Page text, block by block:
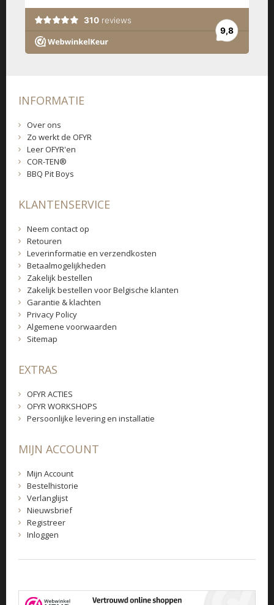
INFORMATIE
Over ons
Zo werkt de OFYR
Leer OFYR'en
COR-TEN®
BBQ Pit Boys
KLANTENSERVICE
Neem contact op
Retouren
Leverinformatie en verzendkosten
Betaalmogelijkheden
Zakelijk bestellen
Zakelijk bestellen voor Belgische klanten
Garantie & klachten
Privacy Policy
Algemene voorwaarden
Sitemap
EXTRAS
OFYR ACTIES
OFYR WORKSHOPS
Persoonlijke levering en installatie
MIJN ACCOUNT
Mijn Account
Bestelhistorie
Verlanglijst
Nieuwsbrief
Registreer
Inloggen